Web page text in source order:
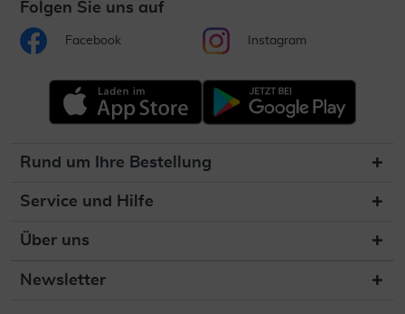
Folgen Sie uns auf
Facebook Instagram
Rund um Ihre Bestellung
Service und Hilfe
Über uns
Newsletter